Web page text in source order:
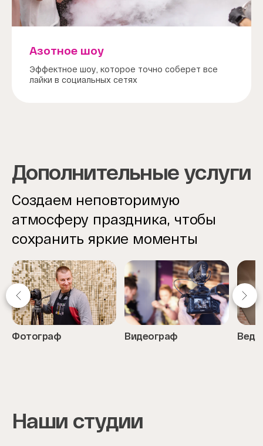
Азотное шоу
Эффектное шоу, которое точно соберет все
лайки в социальных сетях
Дополнительные услуги
Создаем неповторимую
атмосферу праздника, чтобы
сохранить яркие моменты
Фотограф Видеограф
Наши студии